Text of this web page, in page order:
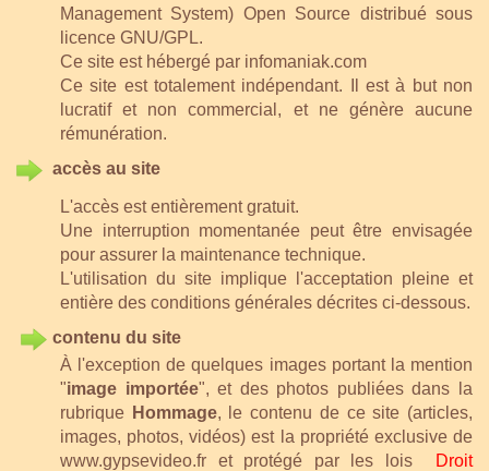
Management System) Open Source distribué sous
licence GNU/GPL.
Ce site est hébergé par infomaniak.com
Ce site est totalement indépendant. Il est à but non
lucratif et non commercial, et ne génère aucune
rémunération.
accès au site
L'accès est entièrement gratuit.
Une interruption momentanée peut être envisagée
pour assurer la maintenance technique.
L'utilisation du site implique l'acceptation pleine et
entière des conditions générales décrites ci-dessous.
contenu du site
À l'exception de quelques images portant la mention
"image importée", et des photos publiées dans la
rubrique Hommage, le contenu de ce site (articles,
images, photos, vidéos) est la propriété exclusive de
www.gypsevideo.fr et protégé par les lois
Droit